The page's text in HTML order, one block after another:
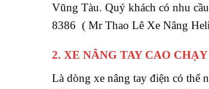
Vũng Tàu. Quý khách có nhu
8386 ( Mr Thao Lê Xe Nâng
2. XE NÂNG TAY CAO
Là dòng xe nâng tay điện có thể